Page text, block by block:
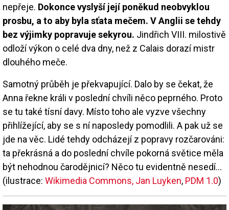
nepřeje. Dokonce vyslyší její poněkud neobvyklou
prosbu, a to aby byla sťata mečem. V Anglii se tehdy
bez výjimky popravuje sekyrou. Jindřich VIII. milostivě
odloží výkon o celé dva dny, než z Calais dorazí mistr
dlouhého meče.
Samotný průběh je překvapující. Dalo by se čekat, že
Anna řekne králi v poslední chvíli něco peprného. Proto
se tu také tísní davy. Místo toho ale vyzve všechny
přihlížející, aby se s ní naposledy pomodlili. A pak už se
jde na věc. Lidé tehdy odcházejí z popravy rozčarováni:
ta překrásná a do poslední chvíle pokorná světice měla
být nehodnou čarodějnicí? Něco tu evidentně nesedí…
(ilustrace: Wikimedia Commons, Jan Luyken, PDM 1.0)